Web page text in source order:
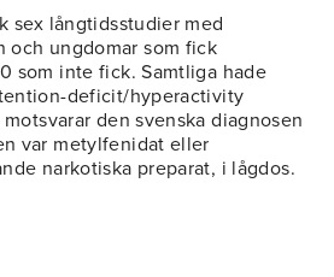
sex långtidsstudier med
och ungdomar som fick
som inte fick. Samtliga hade
deficit/hyperactivity
den svenska diagnosen
var metylfenidat eller
narkotiska preparat, i lågdos.